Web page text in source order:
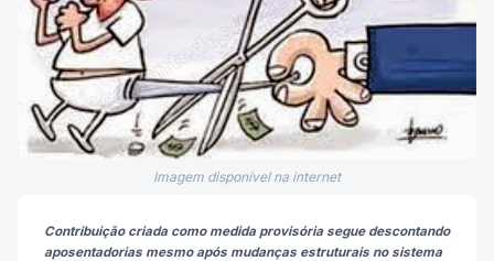
Imagem disponível na internet
Contribuição criada como medida provisória segue descontando
aposentadorias mesmo após mudanças estruturais no sistema